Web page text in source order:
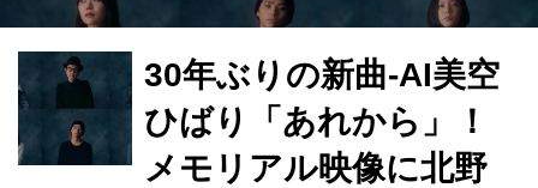
30年ぶりの新曲-AI美空
ひばり「あれから」！
メモリアル映像に北野